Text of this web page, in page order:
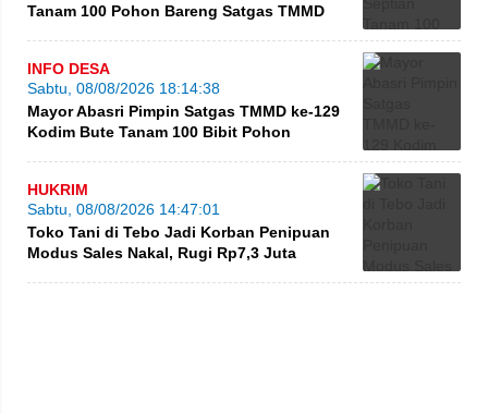
Tanam 100 Pohon Bareng Satgas TMMD
INFO DESA
Sabtu, 08/08/2026 18:14:38
Mayor Abasri Pimpin Satgas TMMD ke-129
Kodim Bute Tanam 100 Bibit Pohon
HUKRIM
Sabtu, 08/08/2026 14:47:01
Toko Tani di Tebo Jadi Korban Penipuan
Modus Sales Nakal, Rugi Rp7,3 Juta